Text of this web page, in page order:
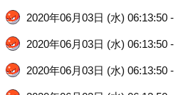
2020年06月03日 (水) 06:13:50 -
2020年06月03日 (水) 06:13:50 -
2020年06月03日 (水) 06:13:50 -